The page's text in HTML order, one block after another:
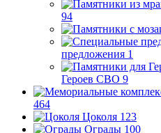
94
предложения 1
Героев СВО 9
464
Цоколя 123
Ограды 100